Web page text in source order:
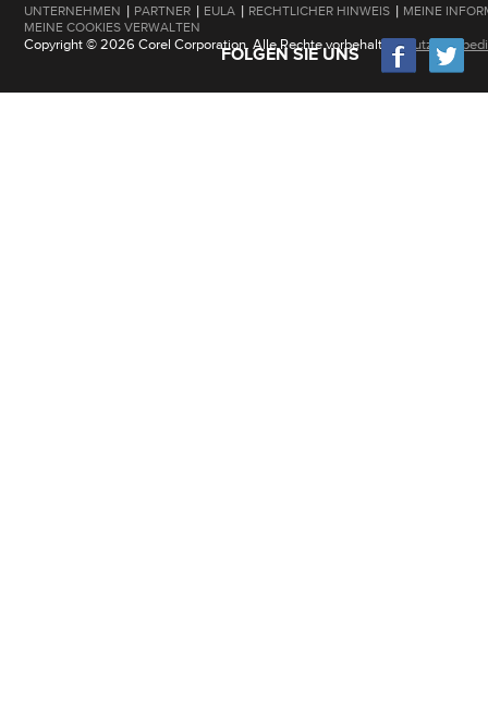
UNTERNEHMEN | PARTNER | EULA | RECHTLICHER HINWEIS | MEINE
MEINE COOKIES VERWALTEN
Copyright © 2026 Corel Corporation. Alle Rechte vorbehalten.
FOLGEN SIE UNS